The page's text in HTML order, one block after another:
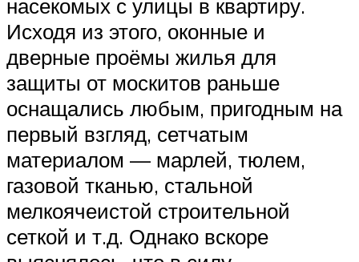
насекомых с улицы в квартиру.
Исходя из этого, оконные и
дверные проёмы жилья для
защиты от москитов раньше
оснащались любым, пригодным на
первый взгляд, сетчатым
материалом — марлей, тюлем,
газовой тканью, стальной
мелкоячеистой строительной
сеткой и т.д. Однако вскоре